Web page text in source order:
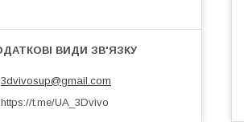
3dvivosup@gmail.com
https://t.me/UA_3Dvivo